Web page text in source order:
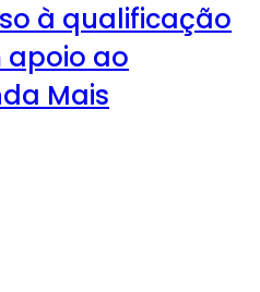
à qualificação
apoio ao
Mais